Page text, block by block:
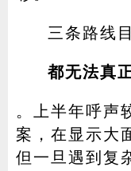
三条路线
都无法真
。上半年呼声
案，在显示大
但一旦遇到复